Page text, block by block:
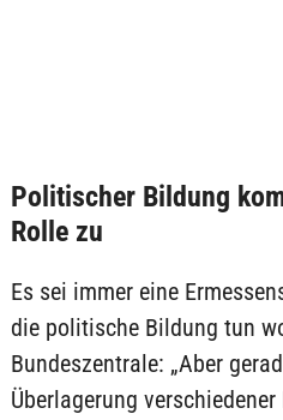
Politischer Bildung
Rolle zu
Es sei immer eine
die politische Bildung tun
Bundeszentrale: „Aber
Überlagerung